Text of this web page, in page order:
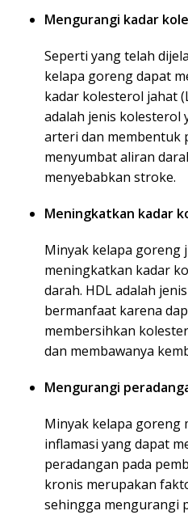
Mengurangi kadar
Seperti yang telah
kelapa goreng dapat
kadar kolesterol jahat
adalah jenis kolesterol
arteri dan membentuk
menyumbat aliran
menyebabkan stroke.
Meningkatkan kadar
Minyak kelapa goreng
meningkatkan kadar
darah. HDL adalah
bermanfaat karena
membersihkan
dan membawanya
Mengurangi
Minyak kelapa goreng
inflamasi yang dapat
peradangan pada
kronis merupakan
sehingga mengurangi